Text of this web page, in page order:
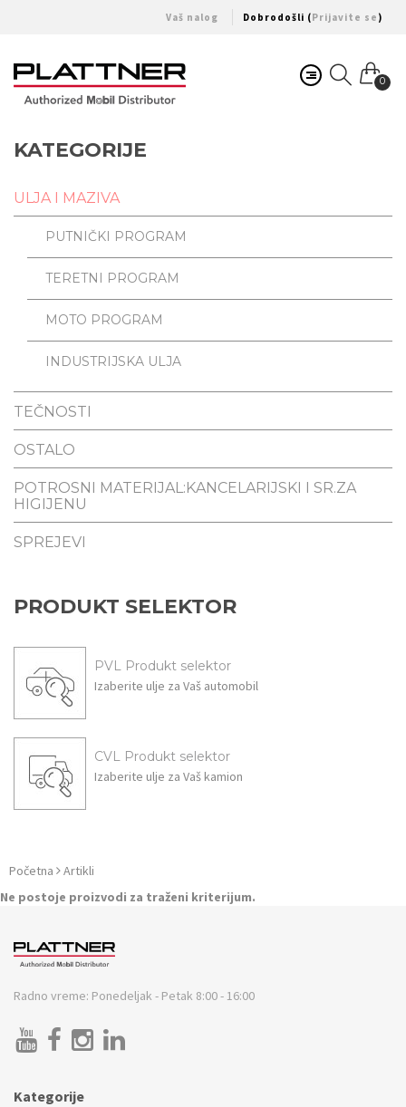
Dobrodošli (Prijavite se )
Vaš nalog
0
KATEGORIJE
ULJA I MAZIVA
PUTNIČKI PROGRAM
TERETNI PROGRAM
MOTO PROGRAM
INDUSTRIJSKA ULJA
TEČNOSTI
OSTALO
POTROSNI MATERIJAL:KANCELARIJSKI I SR.ZA
HIGIJENU
SPREJEVI
PRODUKT SELEKTOR
PVL Produkt selektor
Izaberite ulje za Vaš automobil
CVL Produkt selektor
Izaberite ulje za Vaš kamion
Početna
Artikli
Ne postoje proizvodi za traženi kriterijum.
Radno vreme: Ponedeljak - Petak 8:00 - 16:00
Kategorije